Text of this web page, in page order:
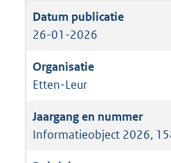
26-01-2026
Etten-Leur
Informatieobject 2026,